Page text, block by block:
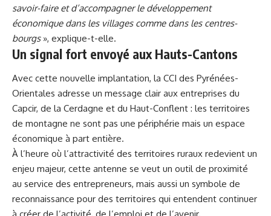
savoir-faire et d’accompagner le développement
économique dans les villages comme dans les centres-
bourgs », explique-t-elle.
Un signal fort envoyé aux Hauts-Cantons
Avec cette nouvelle implantation, la CCI des Pyrénées-
Orientales adresse un message clair aux entreprises du
Capcir, de la Cerdagne et du Haut-Conflent : les territoires
de montagne ne sont pas une périphérie mais un espace
économique à part entière.
À l’heure où l’attractivité des territoires ruraux redevient un
enjeu majeur, cette antenne se veut un outil de proximité
au service des entrepreneurs, mais aussi un symbole de
reconnaissance pour des territoires qui entendent continuer
à créer de l’activité, de l’emploi et de l’avenir.